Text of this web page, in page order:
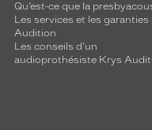
Qu’est-ce que la
Les services et les garanties
Audition
Les conseils d'un
audioprothésiste Krys